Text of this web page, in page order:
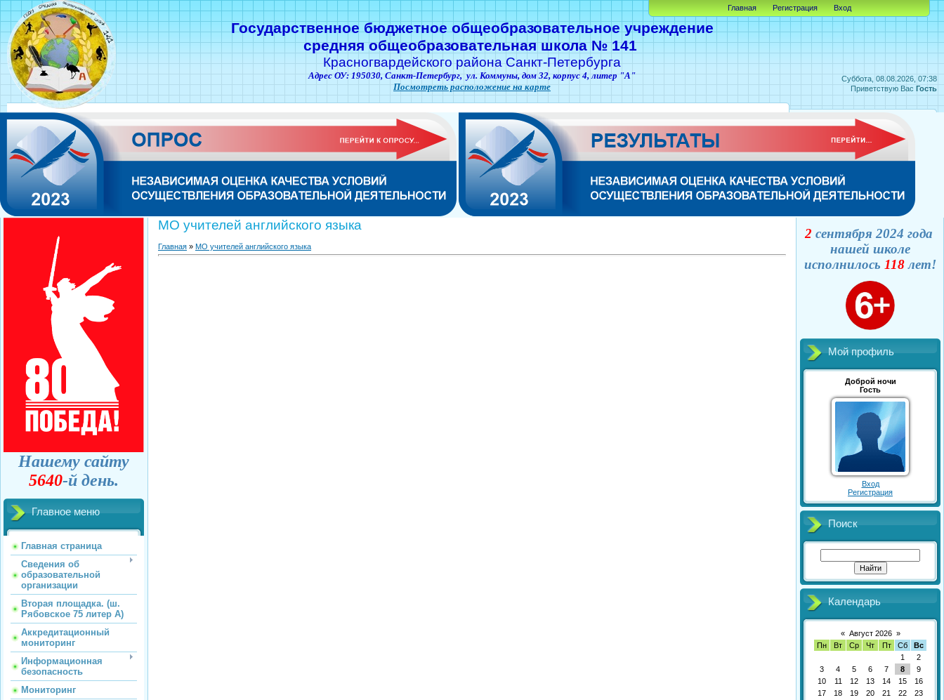
Суббота, 08.08.2026, 07:38
Приветствую Вас Гость
Государственное бюджетное общеобразовательное учреждение
средняя общеобразовательная школа № 141
Красногвардейского района Санкт-Петербурга
Адрес ОУ: 195030, Санкт-Петербург, ул. Коммуны, дом 32, корпус 4, литер "А"
Посмотреть расположение на карте
Главная Регистрация Вход
Нашему сайту
5640-й день.
Главное меню
Главная страница
Сведения об
образовательной
организации
Вторая площадка. (ш.
Рябовское 75 литер А)
Аккредитационный
мониторинг
Информационная
безопасность
Мониторинг
МО учителей английского языка
Главная » МО учителей английского языка
2 сентября 2024 года
нашей школе
исполнилось 118лет!
Мой профиль
Доброй ночи
Гость
Вход
Регистрация
Поиск
Календарь
« Август 2026 »
Пн
Вт Ср Чт Пт Сб
Вс
1
2
3
4 5 6 7 8
9
10
11 12 13 14 15
16
17
18 19 20 21 22
23